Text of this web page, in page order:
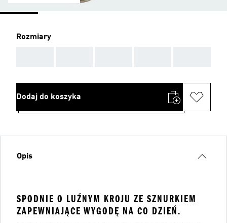
Rozmiary
Dodaj do koszyka
Opis
SPODNIE O LUŹNYM KROJU ZE SZNURKIEM
ZAPEWNIAJĄCE WYGODĘ NA CO DZIEŃ.